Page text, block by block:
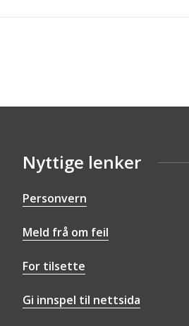
Nyttige lenker
Personvern
Meld frå om feil
For tilsette
Gi innspel til nettsida